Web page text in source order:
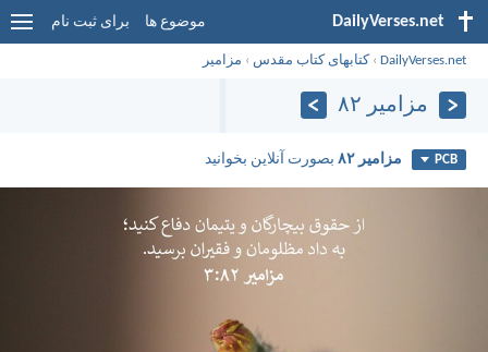
DailyVerses.net موضوع ها برای ثبت نام
DailyVerses.net
›کتابهای کتاب مقدس › مزامير
مزامير ۸۲
PCB مزامير ۸۲ بصورت آنلاین بخوانید